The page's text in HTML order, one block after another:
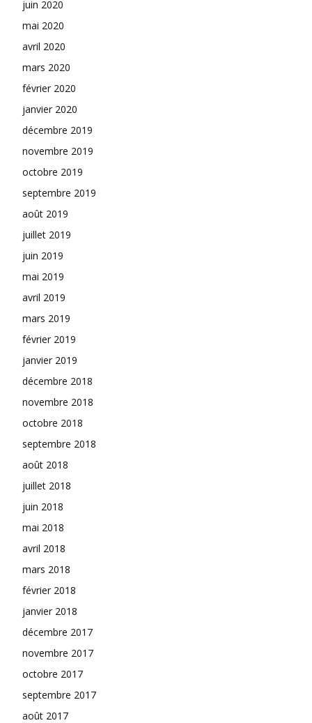
juin 2020
mai 2020
avril 2020
mars 2020
février 2020
janvier 2020
décembre 2019
novembre 2019
octobre 2019
septembre 2019
août 2019
juillet 2019
juin 2019
mai 2019
avril 2019
mars 2019
février 2019
janvier 2019
décembre 2018
novembre 2018
octobre 2018
septembre 2018
août 2018
juillet 2018
juin 2018
mai 2018
avril 2018
mars 2018
février 2018
janvier 2018
décembre 2017
novembre 2017
octobre 2017
septembre 2017
août 2017